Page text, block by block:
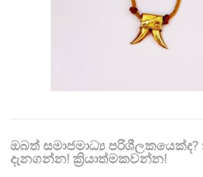
ඔබත් සමාජමාධ්‍ය
දැනගන්න! ක්‍රියාත්මකවන්න!